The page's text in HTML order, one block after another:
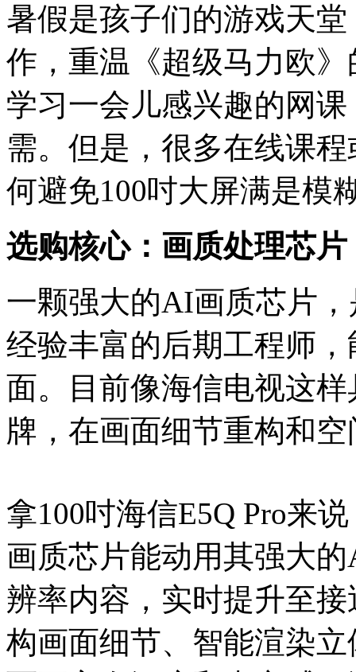
暑假是孩子们的游戏天
作，重温《超级马力欧
学习一会儿感兴趣的网
需。但是，很多在线课
何避免100吋大屏满是模
选购核心：画质处理芯片
一颗强大的AI画质芯片
经验丰富的后期工程师
面。目前像海信电视这
牌，在画面细节重构和
拿100吋海信E5Q Pro来
画质芯片能动用其强大
辨率内容，实时提升至
构画面细节、智能渲染